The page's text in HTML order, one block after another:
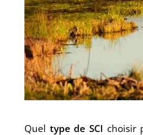
Quel type de SCI choisir